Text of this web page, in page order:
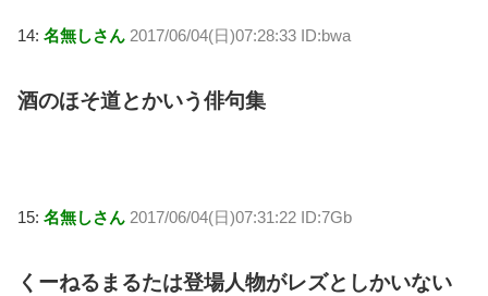
14: 名無しさん 2017/06/04(日)07:28:33 ID:bwa
酒のほそ道とかいう俳句集
15: 名無しさん 2017/06/04(日)07:31:22 ID:7Gb
くーねるまるたは登場人物がレズとしかいない